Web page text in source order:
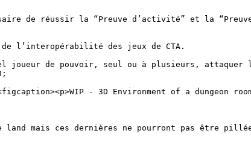
de réussir la “Preuve d’activité” et la
l’interopérabilité des jeux de CTA.
quel joueur de pouvoir, seul ou à plusieurs,
- 3D Environment of a dungeon
land mais ces dernières ne pourront pas être